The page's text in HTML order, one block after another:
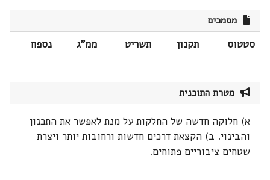
מסמכים
סטטוס תקנון תשריט ממ"ג נספח
מטרת התוכנית
א) חלוקה חדשה של החלקות על מנת לאפשר את התכנון
והבינוי. ב) הקצאת דרכים חדשות ורחובות יותר ויצרת
שטחים ציבוריים פתוחים.